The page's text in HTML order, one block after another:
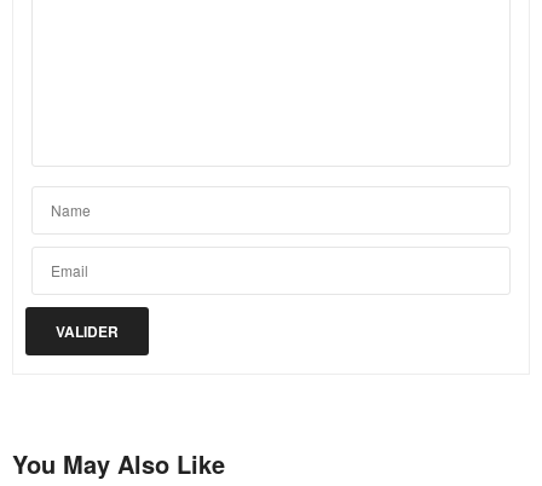
You May Also Like